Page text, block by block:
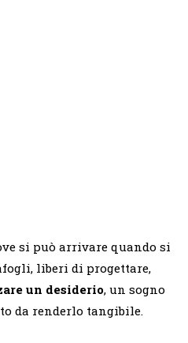
si può arrivare quando si
liberi di progettare,
un desiderio, un sogno
da renderlo tangibile.